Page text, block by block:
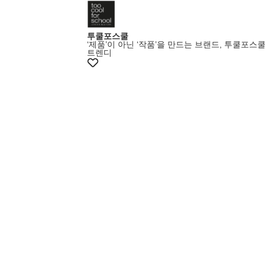
투쿨포스쿨
‘제품’이 아닌 ‘작품’을 만드는 브랜드, 투쿨포스쿨
트렌디